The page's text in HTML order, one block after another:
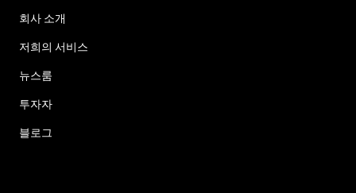
회사 소개
저희의 서비스
뉴스룸
투자자
블로그